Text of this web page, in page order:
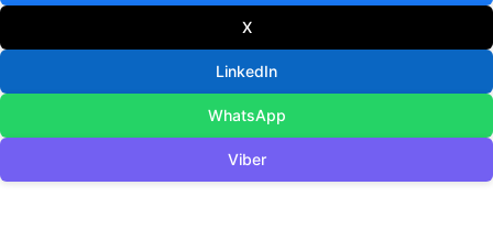
X
LinkedIn
WhatsApp
Viber